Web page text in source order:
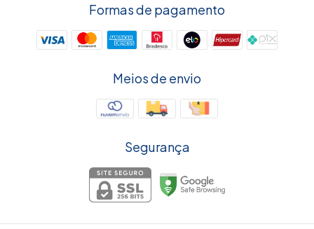
Formas de pagamento
Meios de envio
Segurança